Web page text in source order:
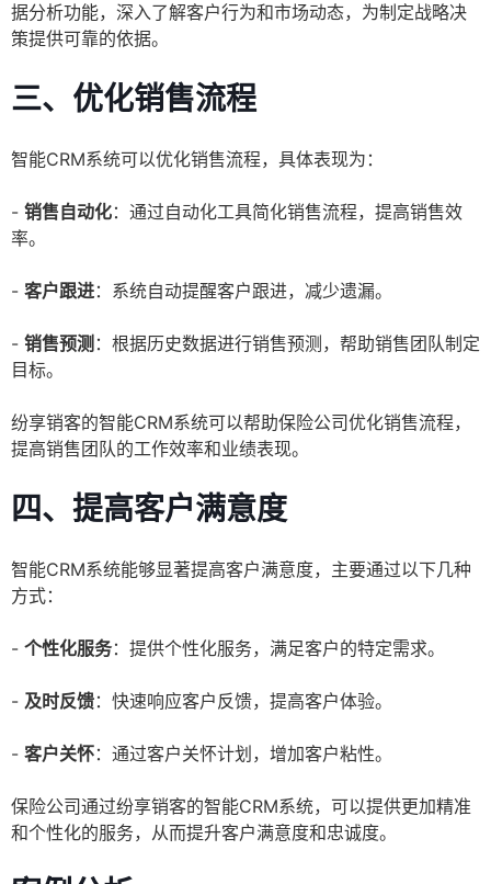
据分析功能，深入了解客户行为和市场动态，为制定战略决
策提供可靠的依据。
三、优化销售流程
智能CRM系统可以优化销售流程，具体表现为：
- 销售自动化：通过自动化工具简化销售流程，提高销售效
率。
- 客户跟进：系统自动提醒客户跟进，减少遗漏。
- 销售预测 ：根据历史数据进行销售预测，帮助销售团队制定
目标。
纷享销客的智能CRM系统可以帮助保险公司优化销售流程，
提高销售团队的工作效率和业绩表现。
四、提高客户满意度
智能CRM系统能够显著提高客户满意度，主要通过以下几种
方式：
- 个性化服务：提供个性化服务，满足客户的特定需求。
- 及时反馈：快速响应客户反馈，提高客户体验。
- 客户关怀：通过客户关怀计划，增加客户粘性。
保险公司通过纷享销客的智能CRM系统，可以提供更加精准
和个性化的服务，从而提升客户满意度和忠诚度。